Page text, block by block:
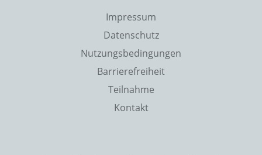
Impressum
Datenschutz
Nutzungsbedingungen
Barrierefreiheit
Teilnahme
Kontakt